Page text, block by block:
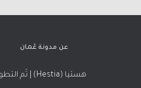
عن مدونة عُمان
هستيا (Hestia) | تّم التطوير بواسطة